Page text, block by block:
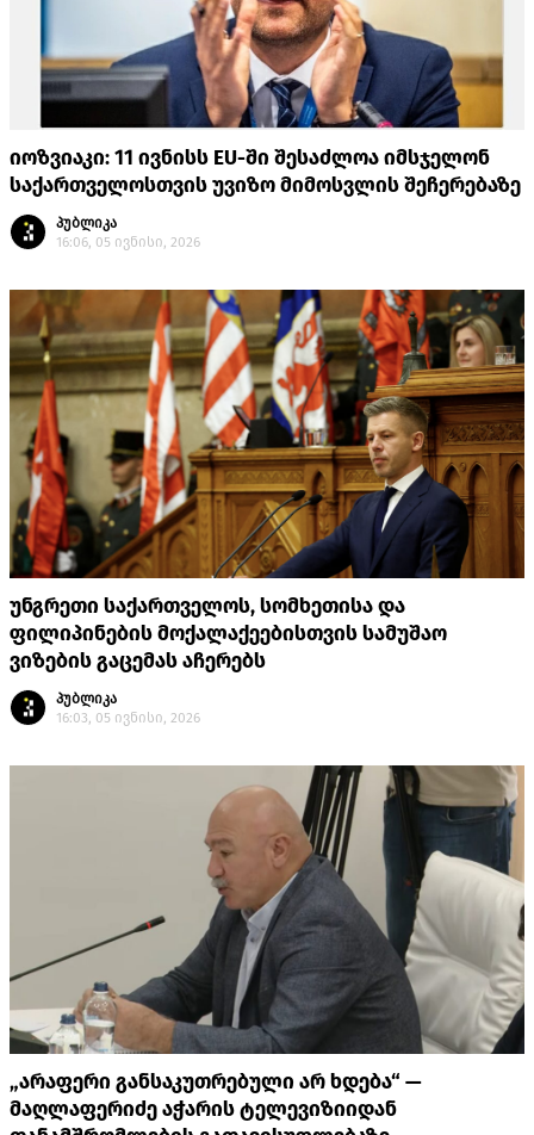
იოზვიაკი: 11 ივნისს EU-ში შესაძლოა იმსჯელონ
საქართველოსთვის უვიზო მიმოსვლის შეჩერებაზე
პუბლიკა
16:06, 05 ივნისი, 2026
უნგრეთი საქართველოს, სომხეთისა და
ფილიპინების მოქალაქეებისთვის სამუშაო
ვიზების გაცემას აჩერებს
პუბლიკა
16:03, 05 ივნისი, 2026
„არაფერი განსაკუთრებული არ ხდება“ —
მაღლაფერიძე აჭარის ტელევიზიიდან